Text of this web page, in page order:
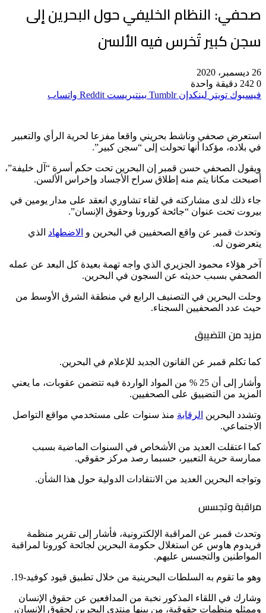
صحفي: النظام الخليفي حول البحرين إلى
سجن كبير تُخرس فيه الألسن
26 ديسمبر، 2020
0
دقيقة واحدة
فيسبوك تويتر لينكدإن بينتيريست واتساب
استعرض صحفي وناشط بحريني واقعا مفزعا لحرية الرأي والتعبير
في بلاده، مؤكدا أنها تحولت إلى “سجن كبير”.
ويقول الصحفي حسن قمبر إن البحرين تحت حكم أسرة “آل خليفة”،
أصبحت مكانا يتم منه إطلاق سراح الأجساد وإخراس الألسن.
جاء ذلك لدى مشاركته في لقاء تشاوري انعقد على مدار يومين في
بيروت تحت عنوان “جائحة كورونا وحقوق الإنسان”.
وتحدث قمبر عن واقع الصحفيين في البحرين و الاضطهاد الذي
يتعرضون له.
آخر هؤلاء محمود الجزيري الذي واجه تهمة بعيدة كل البعد عن عمله
الصحفي بسبب حديثه عن السجون في البحرين.
وحلت البحرين في التصنيف الرابع في منطقة الشرق الأوسط من
حيث عدد الصحفيين السجناء.
مزيد من التضييق
كما تكلم قمبر عن القانون الجديد للإعلام في البحرين.
وأشار إلى أن 25 % من المواد الواردة فيه تتضمن عقوبات، ما يعني
المزيد من التضييق على الصحفيين.
وتشدد البحرين الرقابة منذ سنوات على مستخدمي مواقع التواصل
الاجتماعي.
كما اعتقلت العديد من الأشخاص في السنوات الماضية بسبب
ممارسة حرية التعبير، حسبما رصد مركز حقوقي.
وتواجه البحرين العديد من الانتقادات الدولية حول هذا الشأن.
مراقبة وتجسس
وتحدث قمبر عن المراقبة الإلكترونية، فأشار إلى تقرير منظمة
فريدوم هاوس عن استغلال حكومة البحرين لجائحة كورونا لمراقبة
المواطنين والتجسس عليهم.
وهو ما تقوم به السلطات البحرينية من خلال تطبيق قيود كوفيد-19.
وشارك في اللقاء المذكور نخبة من المدافعين عن حقوق الإنسان
وممثلو منظمات حقوقية، من بينها منتدى البحرين لحقوق الإنسان،